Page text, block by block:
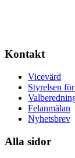
Kontakt
Vicevärd
Styrelsen
Felanmälan
Nyhetsbrev
Alla sidor